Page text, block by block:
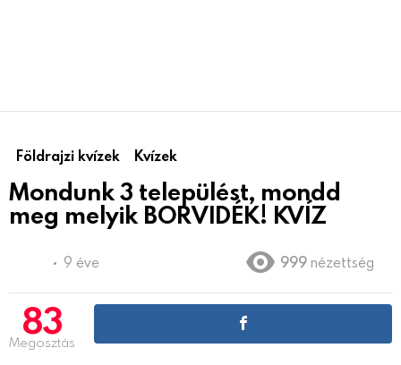
Földrajzi kvízek Kvízek
Mondunk 3 települést, mondd
meg melyik BORVIDÉK! KVÍZ
9 éve 999 nézettség
83
Megosztás